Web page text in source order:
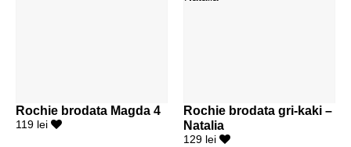
Rochie brodata Magda 4
119 lei
Rochie brodata gri-kaki –
Natalia
129 lei